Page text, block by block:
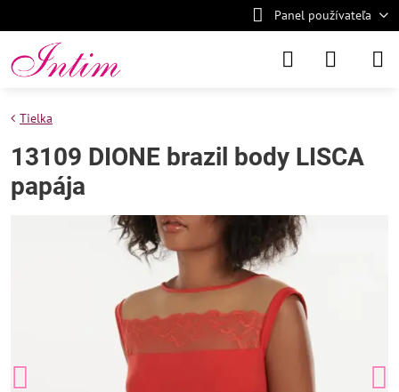
Panel používateľa
Tielka
13109 DIONE brazil body LISCA
papája